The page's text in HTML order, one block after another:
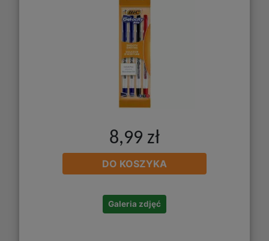
8,99 zł
DO KOSZYKA
Galeria zdjęć